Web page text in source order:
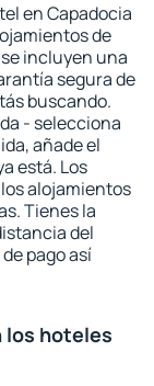
en Capadocia
de
incluyen una
segura de
buscando.
- selecciona
añade el
está. Los
alojamientos
Tienes la
del
pago así
los hoteles